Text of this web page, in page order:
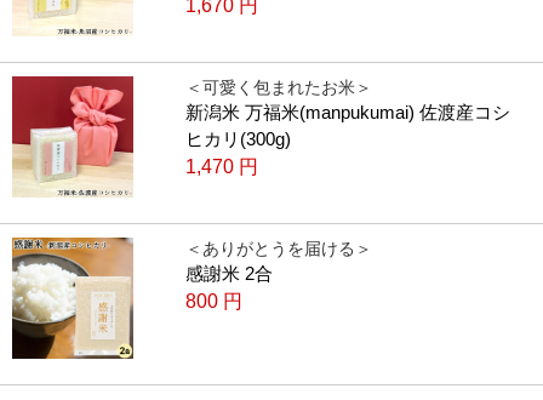
1,670 円
＜可愛く包まれたお米＞
新潟米 万福米(manpukumai) 佐渡産コシ
ヒカリ(300g)
1,470 円
＜ありがとうを届ける＞
感謝米 2合
800 円